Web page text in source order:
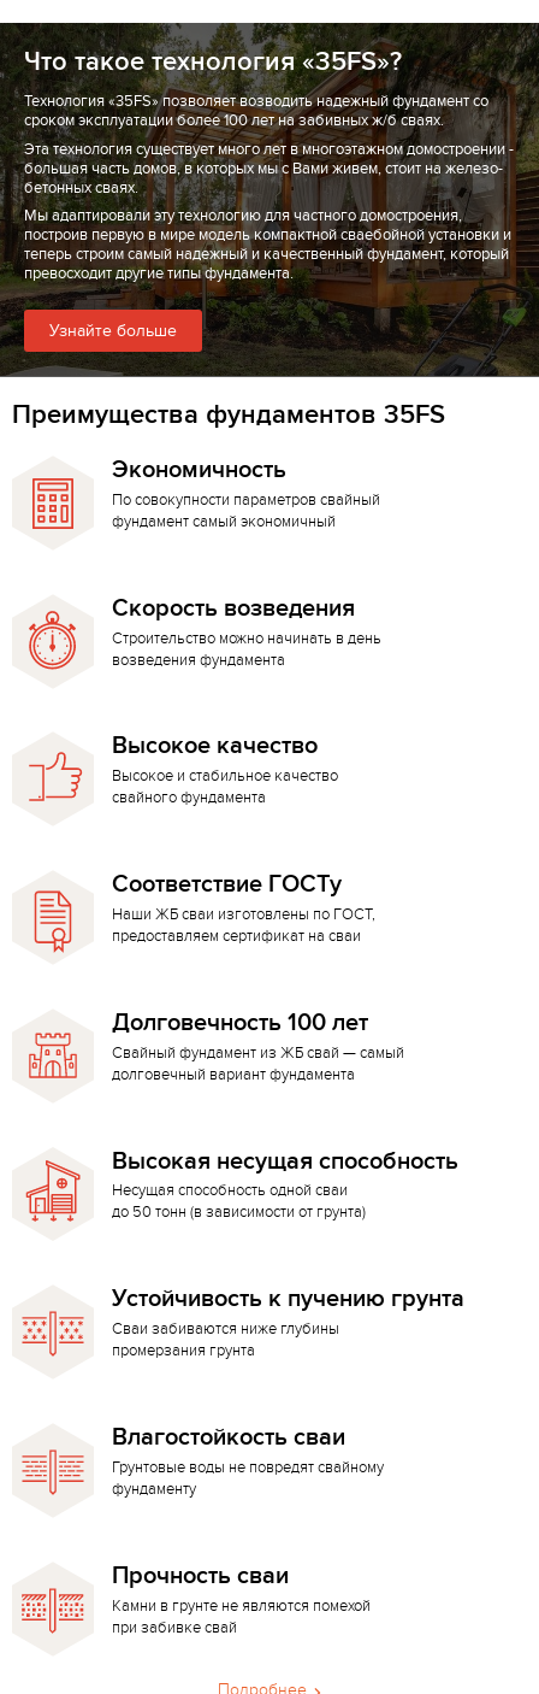
Что такое технология «35FS»?
Технология «35FS» позволяет возводить надежный фундамент со
сроком эксплуатации более 100 лет на забивных ж/б сваях.
Эта технология существует много лет в многоэтажном домостроении -
большая часть домов, в которых мы с Вами живем, стоит на железо-
бетонных сваях.
Мы адаптировали эту технологию для частного домостроения,
построив первую в мире модель компактной сваебойной установки и
теперь строим самый надежный и качественный фундамент, который
превосходит другие типы фундамента.
Узнайте больше
Преимущества фундаментов 35FS
Экономичность
По совокупности параметров свайный
фундамент самый экономичный
Скорость возведения
Строительство можно начинать в день
возведения фундамента
Высокое качество
Высокое и стабильное качество
свайного фундамента
Соответствие ГОСТу
Наши ЖБ сваи изготовлены по ГОСТ,
предоставляем сертификат на сваи
Долговечность 100 лет
Свайный фундамент из ЖБ свай — самый
долговечный вариант фундамента
Высокая несущая способность
Несущая способность одной сваи
до 50 тонн (в зависимости от грунта)
Устойчивость к пучению грунта
Сваи забиваются ниже глубины
промерзания грунта
Влагостойкость сваи
Грунтовые воды не повредят свайному
фундаменту
Прочность сваи
Камни в грунте не являются помехой
при забивке свай
Подробнее